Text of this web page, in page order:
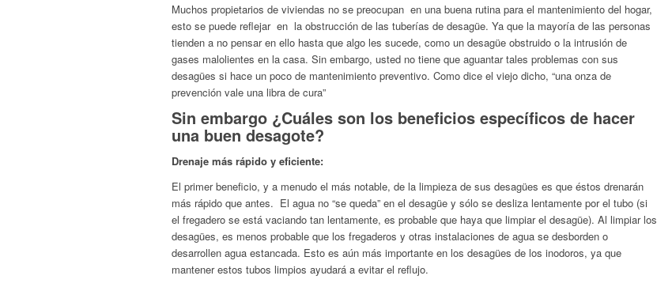
Muchos propietarios de viviendas no se preocupan en una buena rutina para el mantenimiento del hogar,
esto se puede reflejar en la obstrucción de las tuberías de desagüe. Ya que la mayoría de las personas
tienden a no pensar en ello hasta que algo les sucede, como un desagüe obstruido o la intrusión de
gases malolientes en la casa. Sin embargo, usted no tiene que aguantar tales problemas con sus
desagües si hace un poco de mantenimiento preventivo. Como dice el viejo dicho, “una onza de
prevención vale una libra de cura”
Sin embargo ¿Cuáles son los beneficios específicos de hacer
una buen desagote?
Drenaje más rápido y eficiente:
El primer beneficio, y a menudo el más notable, de la limpieza de sus desagües es que éstos drenarán
más rápido que antes. El agua no “se queda” en el desagüe y sólo se desliza lentamente por el tubo (si
el fregadero se está vaciando tan lentamente, es probable que haya que limpiar el desagüe). Al limpiar los
desagües, es menos probable que los fregaderos y otras instalaciones de agua se desborden o
desarrollen agua estancada. Esto es aún más importante en los desagües de los inodoros, ya que
mantener estos tubos limpios ayudará a evitar el reflujo.